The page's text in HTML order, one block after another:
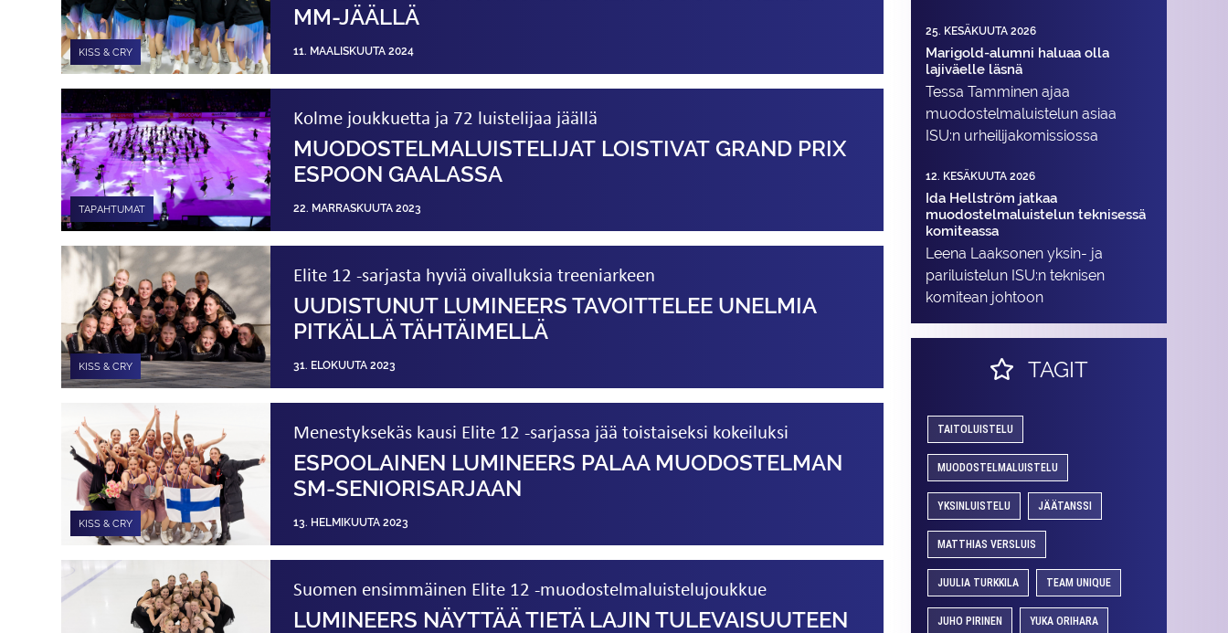
KISS & CRY
MM-JÄÄLLÄ
11. MAALISKUUTA 2024
TAPAHTUMAT
Kolme joukkuetta ja 72 luistelijaa jäällä
MUODOSTELMA­LUISTELIJAT LOISTIVAT GRAND PRIX
ESPOON GAALASSA
22. MARRASKUUTA 2023
KISS & CRY
Elite 12 -sarjasta hyviä oivalluksia treeniarkeen
UUDISTUNUT LUMINEERS TAVOITTELEE UNELMIA
PITKÄLLÄ TÄHTÄIMELLÄ
31. ELOKUUTA 2023
KISS & CRY
Menestyksekäs kausi Elite 12 -sarjassa jää toistaiseksi kokeiluksi
ESPOOLAINEN LUMINEERS PALAA MUODOSTELMAN
SM-SENIORI­SARJAAN
13. HELMIKUUTA 2023
Suomen ensimmäinen Elite 12 -muodostelma­luistelu­joukkue
LUMINEERS NÄYTTÄÄ TIETÄ LAJIN TULEVAISUUTEEN
25. KESÄKUUTA 2026
Marigold-alumni haluaa olla
lajiväelle läsnä
Tessa Tamminen ajaa
muodostelma­luistelun asiaa
ISU:n urheilija­komissiossa
12. KESÄKUUTA 2026
Ida Hellström jatkaa
muodostelmaluistelun teknisessä
komiteassa
Leena Laaksonen yksin- ja
pariluistelun ISU:n teknisen
komitean johtoon
TAGIT
TAITOLUISTELU
MUODOSTELMALUISTELU
YKSINLUISTELU JÄÄTANSSI
MATTHIAS VERSLUIS
JUULIA TURKKILA TEAM UNIQUE
JUHO PIRINEN YUKA ORIHARA